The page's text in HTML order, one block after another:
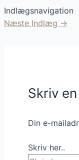
Indlægsnavigation
Næste Indlæg →
Skriv
Din e-
Skriv her..